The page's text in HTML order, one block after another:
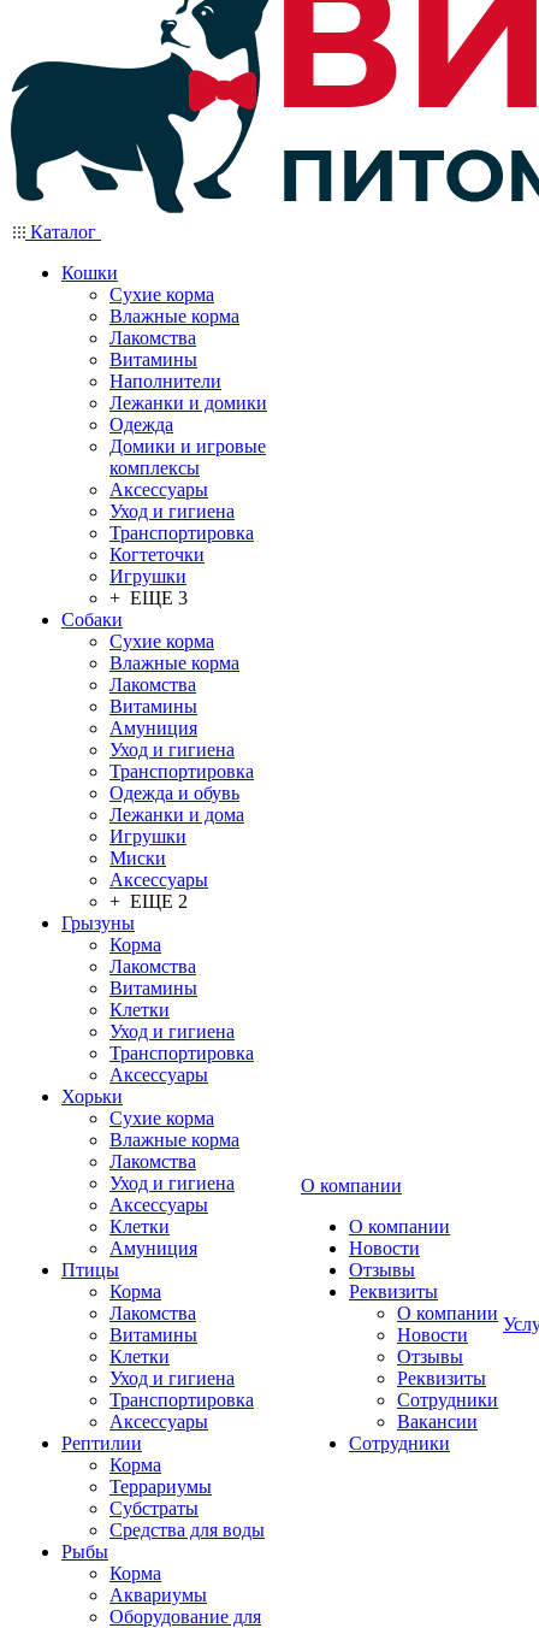
Каталог
Кошки
Сухие корма
Влажные корма
Лакомства
Витамины
Наполнители
Лежанки и домики
Одежда
Домики и игровые
комплексы
Аксессуары
Уход и гигиена
Транспортировка
Когтеточки
Игрушки
+ ЕЩЕ 3
Собаки
Сухие корма
Влажные корма
Лакомства
Витамины
Амуниция
Уход и гигиена
Транспортировка
Одежда и обувь
Лежанки и дома
Игрушки
Миски
Аксессуары
+ ЕЩЕ 2
Грызуны
Корма
Лакомства
Витамины
Клетки
Уход и гигиена
Транспортировка
Аксессуары
Хорьки
Сухие корма
Влажные корма
Лакомства
Уход и гигиена
Аксессуары
Клетки
Амуниция
Птицы
Корма
Лакомства
Витамины
Клетки
Уход и гигиена
Транспортировка
Аксессуары
Рептилии
Корма
Террариумы
Субстраты
Средства для воды
Рыбы
Корма
Аквариумы
Оборудование для
О компании
О компании
Новости
Отзывы
Реквизиты
О компании
Новости
Отзывы
Реквизиты
Сотрудники
Вакансии
Сотрудники